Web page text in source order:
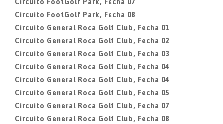
Circuito FootGolf Park, Fecha 07
Circuito FootGolf Park, Fecha 08
Circuito General Roca Golf Club, Fecha 01
Circuito General Roca Golf Club, Fecha 02
Circuito General Roca Golf Club, Fecha 03
Circuito General Roca Golf Club, Fecha 04
Circuito General Roca Golf Club, Fecha 04
Circuito General Roca Golf Club, Fecha 05
Circuito General Roca Golf Club, Fecha 07
Circuito General Roca Golf Club, Fecha 08